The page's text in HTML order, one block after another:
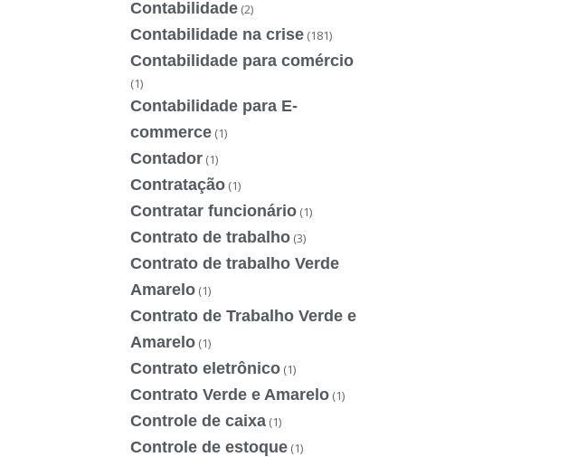
Contabilidade (2)
Contabilidade na crise (181)
Contabilidade para comércio
(1)
Contabilidade para E-
commerce (1)
Contador (1)
Contratação (1)
Contratar funcionário (1)
Contrato de trabalho (3)
Contrato de trabalho Verde
Amarelo (1)
Contrato de Trabalho Verde e
Amarelo (1)
Contrato eletrônico (1)
Contrato Verde e Amarelo (1)
Controle de caixa (1)
Controle de estoque (1)